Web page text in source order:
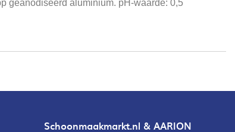
geanodiseerd aluminium. pH-waarde: 0,5
Schoonmaakmarkt.nl & AARION